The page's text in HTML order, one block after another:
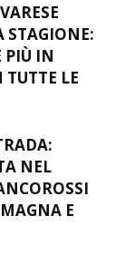
STAGIONE:
PIÙ IN
LE
NEL
E